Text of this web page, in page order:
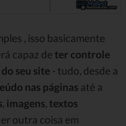
, isso basicamente
capaz de ter controle
seu site - tudo, desde a
nas páginas até a
imagens textos
outra coisa em